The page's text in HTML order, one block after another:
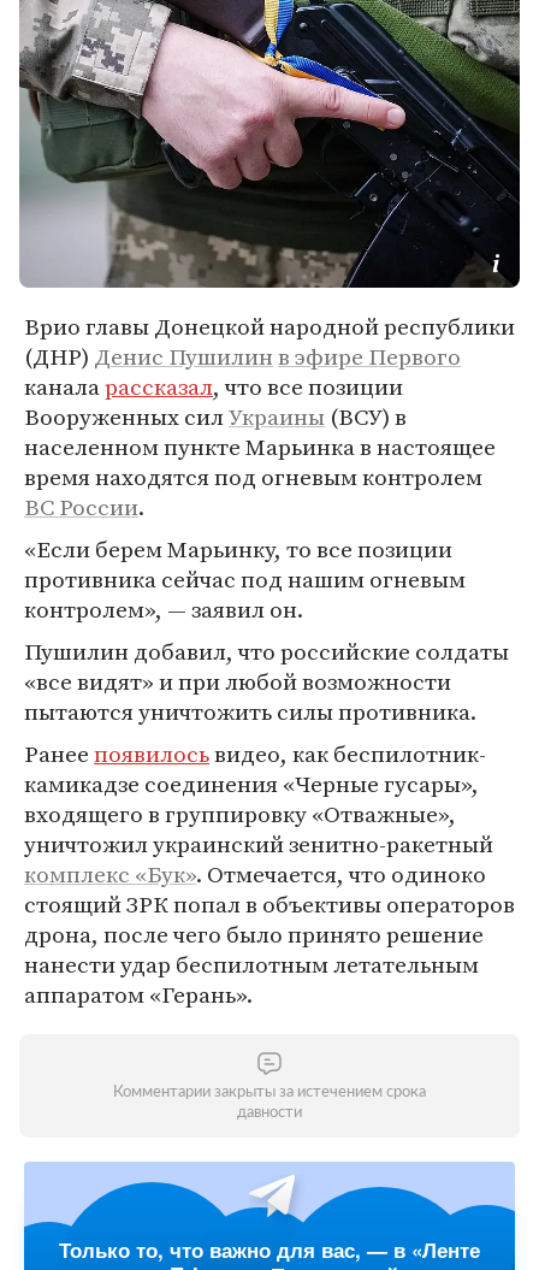
Врио главы Донецкой народной республики
(ДНР) Денис Пушилинв эфире Первого
каналарассказал, что все позиции
Вооруженных силУкраины (ВСУ) в
населенном пункте Марьинка в настоящее
время находятся под огневым контролем
ВС России.
«Если берем Марьинку, то все позиции
противника сейчас под нашим огневым
контролем», — заявил он.
Пушилин добавил, что российские солдаты
«все видят» и при любой возможности
пытаются уничтожить силы противника.
Ранеепоявилосьвидео, как беспилотник-
камикадзе соединения «Черные гусары»,
входящего в группировку «Отважные»,
уничтожил украинский зенитно-ракетный
комплекс «Бук». Отмечается, что одиноко
стоящий ЗРК попал в объективы операторов
дрона, после чего было принято решение
нанести удар беспилотным летательным
аппаратом «Герань».
Комментарии закрыты за истечением срока
давности
Только то, что важно для вас, — в «Ленте